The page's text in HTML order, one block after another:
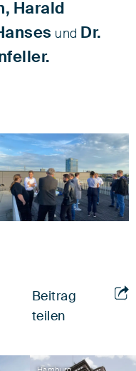
Harald
und
Dr.
Beitrag
teilen